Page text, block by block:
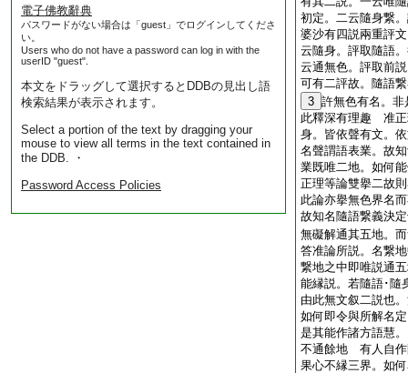
電子佛教辭典
パスワードがない場合は「guest」でログインしてくださ
い。
Users who do not have a password can log in with the
userID "guest".
本文をドラッグして選択するとDDBの見出し語
検索結果が表示されます。
Select a portion of the text by dragging your
mouse to view all terms in the text contained in
the DDB. ・
Password Access Policies
初定。二云隨身繋
婆沙有四説兩重評
云隨身。評取隨語
云通無色。評取前
可有二評故。隨語
3 許無色有名。
此釋深有理趣 准正
身。皆依聲有文。
名聲謂語表業。故
業既唯二地。如何
正理等論雙擧二故
此論亦擧無色界名
故知名隨語繋義決
無礙解通其五地。
答准論所説。名繋
繋地之中即唯説通
能縁説。若隨語･隨
由此無文叙二説也
如何即令與所解名
是其能作諸方語慧
不通餘地 有人自作
果心不縁三界。如